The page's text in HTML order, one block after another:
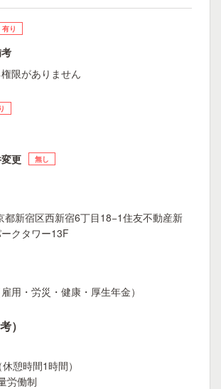
有り
限がありません
更
無し
都新宿区西新宿6丁目18−1住友不動産新
クタワー13F
用・労災・健康・厚生年金）
）
憩時間1時間）
労働制